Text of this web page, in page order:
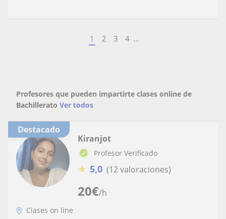
1 2 3 4 ...
Profesores que pueden impartirte clases online de
Bachillerato Ver todos
Destacado
20€/h
Kiranjot
Profesor Verificado
★ 5,0 (12 valoraciones)
Clases on line